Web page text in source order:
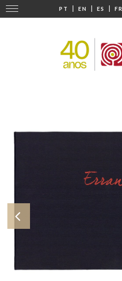
PT | EN | ES | FR
Mudar
navegação